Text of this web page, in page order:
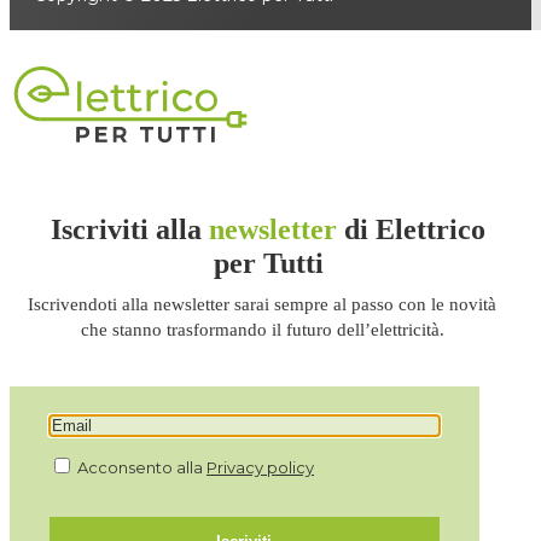
Iscriviti allanewsletter di Elettrico
per Tutti
Iscrivendoti alla newsletter sarai sempre al passo con le novità
che stanno trasformando il futuro dell’elettricità.
Acconsento alla Privacy policy